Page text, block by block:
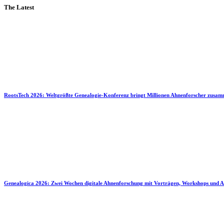
The Latest
RootsTech 2026: Weltgrößte Genealogie-Konferenz bringt Millionen Ahnenforscher
Genealogica 2026: Zwei Wochen digitale Ahnenforschung mit Vorträgen, Workshops und